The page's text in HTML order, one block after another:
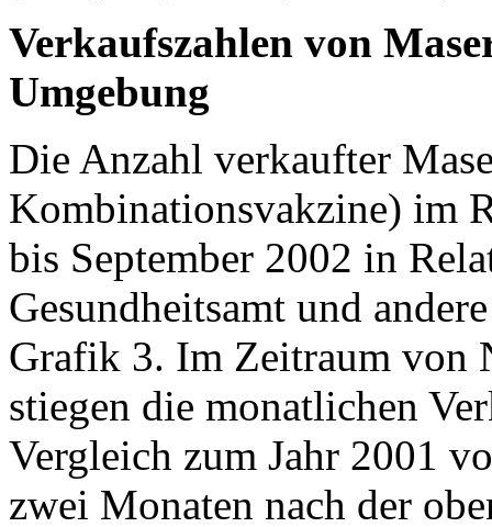
Verkaufszahlen von
Umgebung
Die Anzahl verkaufter
Kombinationsvakzine) im
bis September 2002 in
Gesundheitsamt und
Grafik 3. Im Zeitraum von
stiegen die monatlichen
Vergleich zum Jahr 2001
zwei Monaten nach der